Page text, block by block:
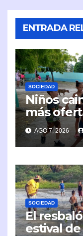
ENTRADA
SOCIEDAD
Niños
más
infantil
AGO 7, 2026
SOCIEDAD
El
estival